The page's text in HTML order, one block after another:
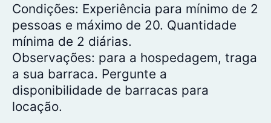
Condições: Experiência para mínimo de 2
pessoas e máximo de 20. Quantidade
mínima de 2 diárias.
Observações: para a hospedagem, traga
a sua barraca. Pergunte a
disponibilidade de barracas para
locação.